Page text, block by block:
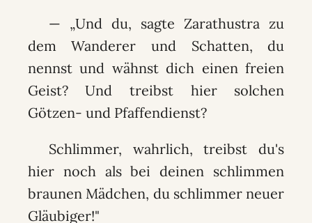
— „Und du, sagte Zarathustra zu
dem Wanderer und Schatten, du
nennst und wähnst dich einen freien
Geist? Und treibst hier solchen
Götzen- und Pfaffendienst?
Schlimmer, wahrlich, treibst du's
hier noch als bei deinen schlimmen
braunen Mädchen, du schlimmer neuer
Gläubiger!"